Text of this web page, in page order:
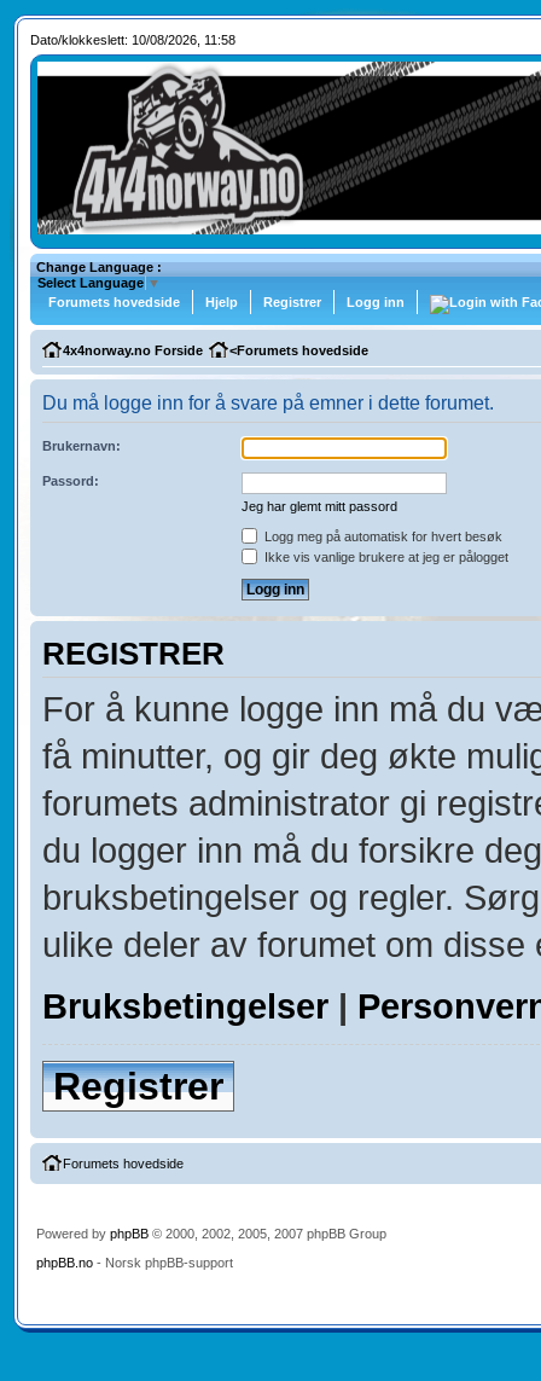
Dato/klokkeslett: 10/08/2026, 11:58
Change Language :
Select Language ▼
Forumets hovedside
Hjelp Registrer Logg inn
4x4norway.no Forside <Forumets hovedside
Du må logge inn for å svare på emner i dette forumet.
Brukernavn:
Passord:
Jeg har glemt mitt passord
Logg meg på automatisk for hvert besøk
Ikke vis vanlige brukere at jeg er pålogget
REGISTRER
For å kunne logge inn må du
få minutter, og gir deg økte
forumets administrator gi
du logger inn må du forsikre
bruksbetingelser og regler.
ulike deler av forumet om
Bruksbetingelser|
Registrer
Forumets hovedside
Powered by phpBB© 2000, 2002, 2005, 2007 phpBB Group
phpBB.no- Norsk phpBB-support